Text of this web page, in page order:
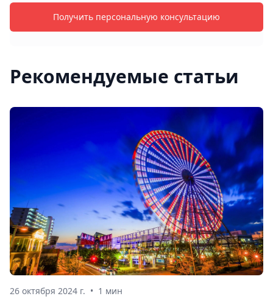
Получить персональную консультацию
Рекомендуемые статьи
26 октября 2024 г. • 1 мин